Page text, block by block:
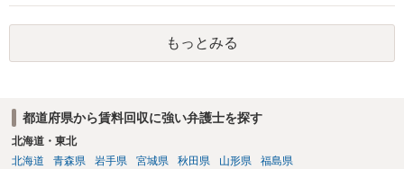
相談センターへ相談予約を入れれば、相談を担当した弁護士が受任し
てくれるか、あるいは法テラスへ回付してくれると思います。訴訟提
起されている状況なので、すみやかに相談予約を入れてください。
もっとみる
都道府県から賃料回収に強い弁護士を探す
北海道・東北
北海道
青森県 岩手県 宮城県 秋田県 山形県 福島県